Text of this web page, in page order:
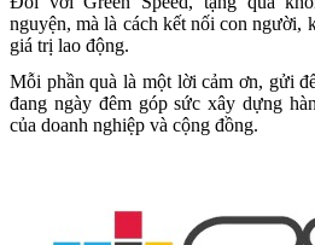
nguyện, mà là cách kết nối con người,
giá trị lao động.
Mỗi phần quà là một lời cảm ơn, gửi
đang ngày đêm góp sức xây dựng
của doanh nghiệp và cộng đồng.